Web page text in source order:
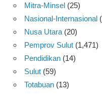
Mitra-Minsel (25)
Nasional-Internasional
Nusa Utara (20)
Pemprov Sulut (1,471)
Pendidikan (14)
Sulut (59)
Totabuan (13)